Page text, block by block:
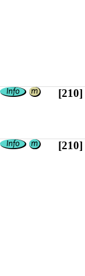
[210]
[210]